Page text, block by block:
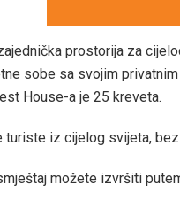
prostorija za
sobe sa svojim
House-a je 25 kreveta.
iz cijelog svijeta, bez
možete izvršiti